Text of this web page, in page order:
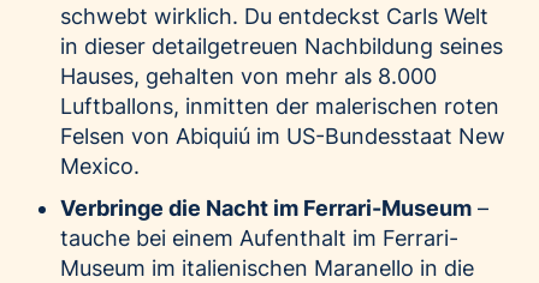
schwebt wirklich. Du entdeckst Carls Welt
in dieser detailgetreuen Nachbildung seines
Hauses, gehalten von mehr als 8.000
Luftballons, inmitten der malerischen roten
Felsen von Abiquiú im US-Bundesstaat New
Mexico.
Verbringe die Nacht im Ferrari-Museum –
tauche bei einem Aufenthalt im Ferrari-
Museum im italienischen Maranello in die